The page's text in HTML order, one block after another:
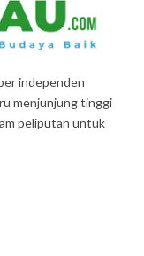
independen
menjunjung tinggi
peliputan untuk